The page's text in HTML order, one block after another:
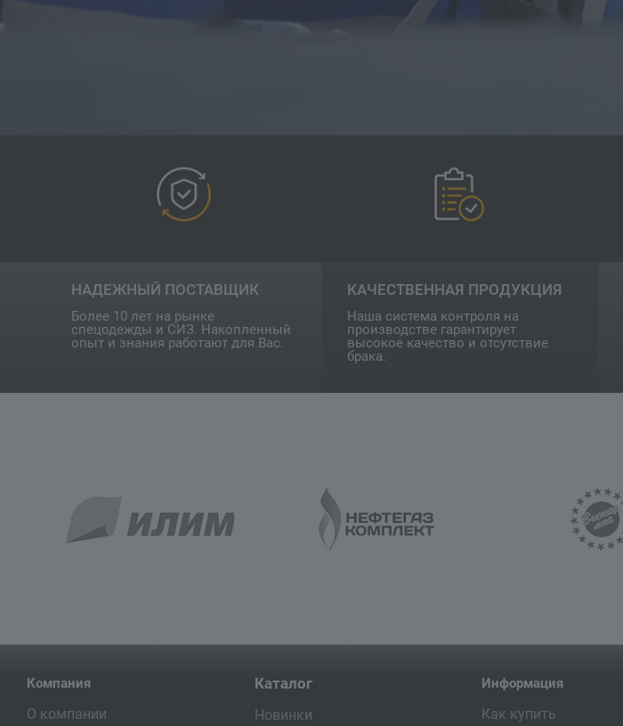
НАДЕЖНЫЙ ПОСТАВЩИК
Более 10 лет на рынке
спецодежды и СИЗ. Накопленный
опыт и знания работают для Вас.
КАЧЕСТВЕННАЯ ПРОДУКЦИЯ
Наша система контроля на
производстве гарантирует
высокое качество и отсутствие
брака.
Компания
О компании
Каталог
Новинки
Информация
Как купить